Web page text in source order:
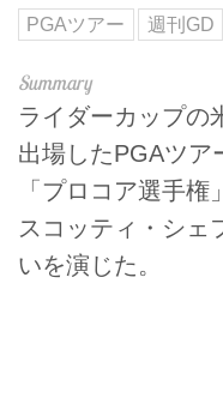
PGAツアー 週刊GD
ライダーカップの
出場したPGAツア
「プロコア選手
スコッティ・シェ
いを演じた。